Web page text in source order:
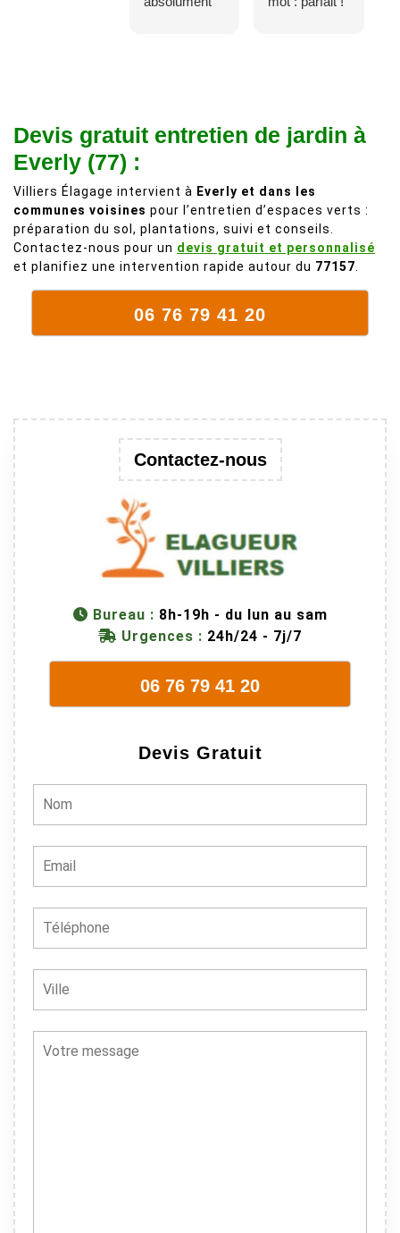
comme on en
débordait trop
chez les
plein de bois
mort. C'est
délicat parce
que c'est un
trop lourde et
donc
son équipes
connaissent
très bien leur
juste une
évidence. Et
en plus ils
sympathique.
Devis gratuit entretien de jardin à
Everly (77) :
Villiers Élagage intervient à Everly et dans les
communes voisines pour l’entretien d’espaces verts :
préparation du sol, plantations, suivi et conseils.
Contactez-nous pour un devis gratuit et personnalisé
et planifiez une intervention rapide autour du 77157
06 76 79 41 20
Contactez-nous
Bureau : 8h-19h - du lun au sam
Urgences : 24h/24 - 7j/7
06 76 79 41 20
Devis Gratuit